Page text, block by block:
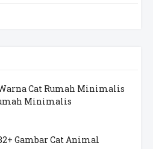
Cat Rumah Minimalis
Minimalis
Gambar Cat Animal